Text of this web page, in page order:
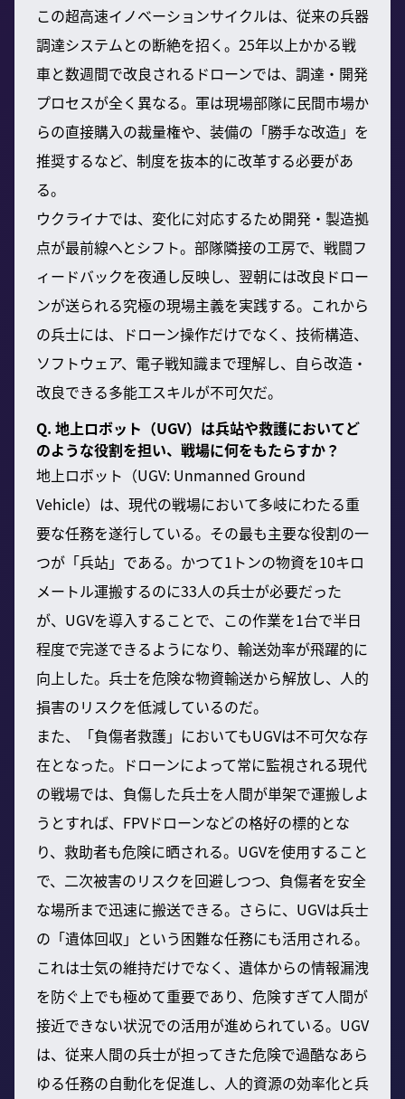
この超高速イノベーションサイクルは、従来の兵器
調達システムとの断絶を招く。25年以上かかる戦
車と数週間で改良されるドローンでは、調達・開発
プロセスが全く異なる。軍は現場部隊に民間市場か
らの直接購入の裁量権や、装備の「勝手な改造」を
推奨するなど、制度を抜本的に改革する必要があ
る。
ウクライナでは、変化に対応するため開発・製造拠
点が最前線へとシフト。部隊隣接の工房で、戦闘フ
ィードバックを夜通し反映し、翌朝には改良ドロー
ンが送られる究極の現場主義を実践する。これから
の兵士には、ドローン操作だけでなく、技術構造、
ソフトウェア、電子戦知識まで理解し、自ら改造・
改良できる多能工スキルが不可欠だ。
Q. 地上ロボット（UGV）は兵站や救護においてど
のような役割を担い、戦場に何をもたらすか？
地上ロボット（UGV: Unmanned Ground
Vehicle）は、現代の戦場において多岐にわたる重
要な任務を遂行している。その最も主要な役割の一
つが「兵站」である。かつて1トンの物資を10キロ
メートル運搬するのに33人の兵士が必要だった
が、UGVを導入することで、この作業を1台で半日
程度で完遂できるようになり、輸送効率が飛躍的に
向上した。兵士を危険な物資輸送から解放し、人的
損害のリスクを低減しているのだ。
また、「負傷者救護」においてもUGVは不可欠な存
在となった。ドローンによって常に監視される現代
の戦場では、負傷した兵士を人間が単架で運搬しよ
うとすれば、FPVドローンなどの格好の標的とな
り、救助者も危険に晒される。UGVを使用すること
で、二次被害のリスクを回避しつつ、負傷者を安全
な場所まで迅速に搬送できる。さらに、UGVは兵士
の「遺体回収」という困難な任務にも活用される。
これは士気の維持だけでなく、遺体からの情報漏洩
を防ぐ上でも極めて重要であり、危険すぎて人間が
接近できない状況での活用が進められている。UGV
は、従来人間の兵士が担ってきた危険で過酷なあら
ゆる任務の自動化を促進し、人的資源の効率化と兵